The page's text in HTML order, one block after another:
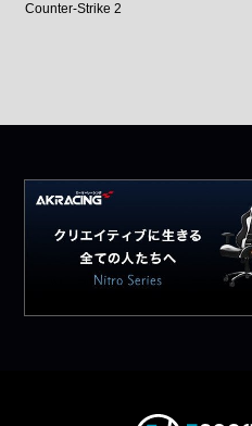
Counter-Strike 2